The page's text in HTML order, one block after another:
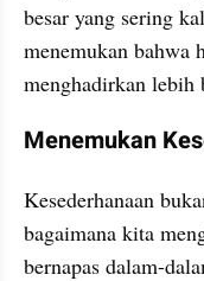
besar yang sering
menemukan bahwa
menghadirkan lebih
Menemukan
Kesederhanaan
bagaimana kita
bernapas dalam-